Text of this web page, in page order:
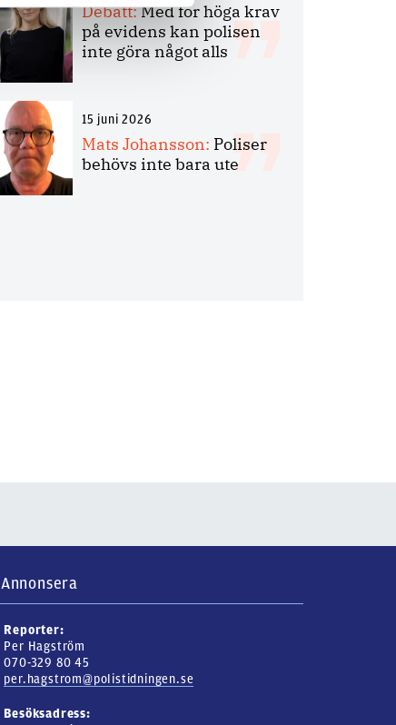
Debatt:Med för höga krav
på evidens kan polisen
inte göra något alls
15 juni 2026
Mats Johansson: Poliser
behövs inte bara ute
Annonsera
Reporter:
Per Hagström
070-329 80 45
per.hagstrom@polistidningen.se
Besöksadress: